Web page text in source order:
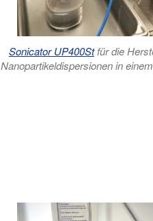
Sonicator UP400Stfür die
Nanopartikeldispersionen in